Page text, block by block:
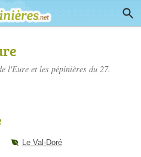
l'Eure et les pépinières du 27.
Le Val-Doré